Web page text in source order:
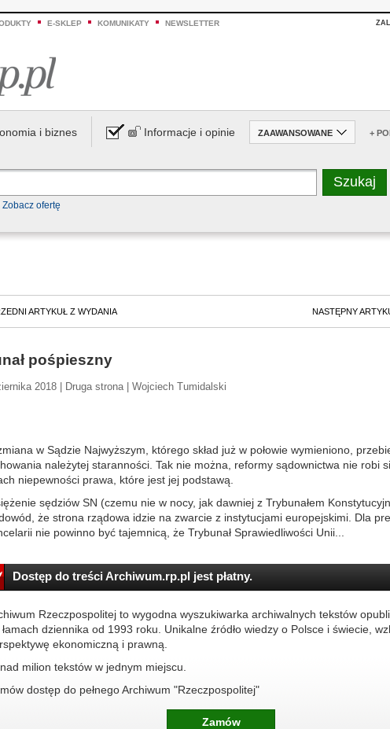
E-SKLEP KOMUNIKATY NEWSLETTER
i biznes Informacje i opinie ZAAWANSOWANE +
Zobacz ofertę
ARTYKUŁ Z WYDANIA NASTĘPNY
pośpieszny
2018 | Druga strona | Wojciech Tumidalski
w Sądzie Najwyższym, którego skład już w połowie wymieniono,
należytej staranności. Tak nie można, reformy sądownictwa nie robi
niepewności prawa, które jest jej podstawą.
sędziów SN (czemu nie w nocy, jak dawniej z Trybunałem
że strona rządowa idzie na zwarcie z instytucjami europejskimi. Dla
nie powinno być tajemnicą, że Trybunał Sprawiedliwości Unii...
Dostęp do treści Archiwum.rp.pl jest płatny.
Rzeczpospolitej to wygodna wyszukiwarka archiwalnych tekstów
łamach dziennika od 1993 roku. Unikalne źródło wiedzy o Polsce i świecie,
ekonomiczną i prawną.
milion tekstów w jednym miejscu.
dostęp do pełnego Archiwum "Rzeczpospolitej"
Zamów